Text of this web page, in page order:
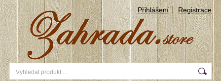
Přihlášení Registrace